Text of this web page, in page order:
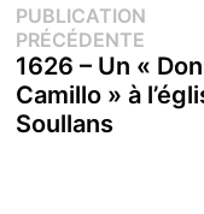
Navigation
de
l’article
PUBLICATION
PRÉCÉDENTE
1626 – Un « Don
Camillo » à
Soullans